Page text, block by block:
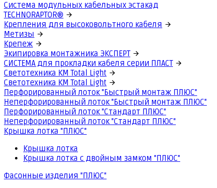
Система модульных кабельных эстакад
TECHNORAPTOR®
Крепления для высоковольтного кабеля
Метизы
Крепеж
Экипировка монтажника ЭКСПЕРТ
СИСТЕМА для прокладки кабеля серии ПЛАСТ
Светотехника КМ Total Light
Светотехника КМ Total Light
Перфорированный лоток "Быстрый монтаж ПЛЮС"
Неперфорированный лоток "Быстрый монтаж ПЛЮС"
Перфорированный лоток "Стандарт ПЛЮС"
Неперфорированный лоток "Стандарт ПЛЮС"
Крышка лотка "ПЛЮС"
Крышка лотка
Крышка лотка с двойным замком "ПЛЮС"
Фасонные изделия "ПЛЮС"